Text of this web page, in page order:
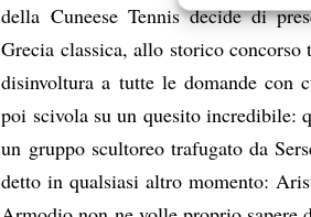
Erogare e
scelte sulla
della Cuneese Tennis decide di
Grecia classica, allo storico concorso
disinvoltura a tutte le domande con
poi scivola su un quesito incredibile:
un gruppo scultoreo trafugato da
detto in qualsiasi altro momento: